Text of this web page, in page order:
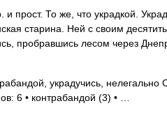
прост. То же, что украдкой.
старина. Ней с своим
пробравшись лесом через
украдучись, нелегально
6 • контрабандой (3) • …